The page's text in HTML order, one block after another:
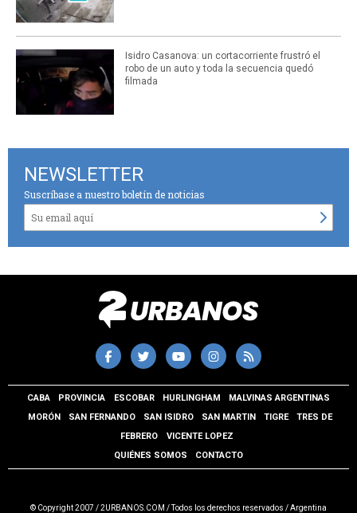
Isidro Casanova: un cortacorriente frustró el
robo de un auto y toda la secuencia quedó
filmada
NEWSLETTER
Suscríbase a nuestro boletín de noticias
CABA PROVINCIA ESCOBAR HURLINGHAM
MALVINAS ARGENTINAS
MORÓN
SAN FERNANDO SAN ISIDRO SAN MARTIN TIGRE
TRES DE
FEBRERO
VICENTE LOPEZ
QUIÉNES SOMOS
CONTACTO
© Copyright 2007 / 2URBANOS.COM / Todos los derechos reservados / Argentina